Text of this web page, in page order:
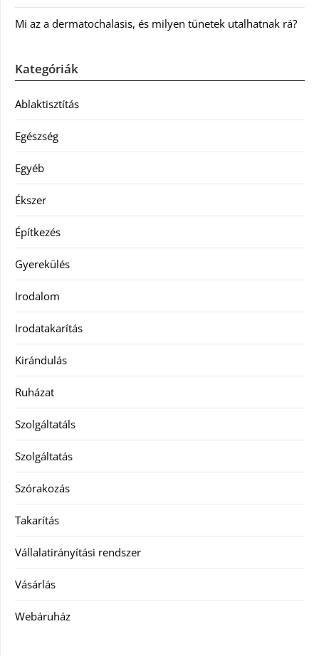
Mi az a dermatochalasis, és milyen tünetek utalhatnak rá?
Kategóriák
Ablaktisztítás
Egészség
Egyéb
Ékszer
Építkezés
Gyerekülés
Irodalom
Irodatakarítás
Kirándulás
Ruházat
Szolgáltatáls
Szolgáltatás
Szórakozás
Takarítás
Vállalatirányítási rendszer
Vásárlás
Webáruház